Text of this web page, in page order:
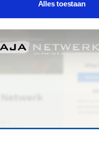
Alles toestaan